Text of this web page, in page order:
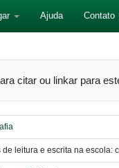
Ajuda Contato
citar ou linkar para
de leitura e escrita na escola: